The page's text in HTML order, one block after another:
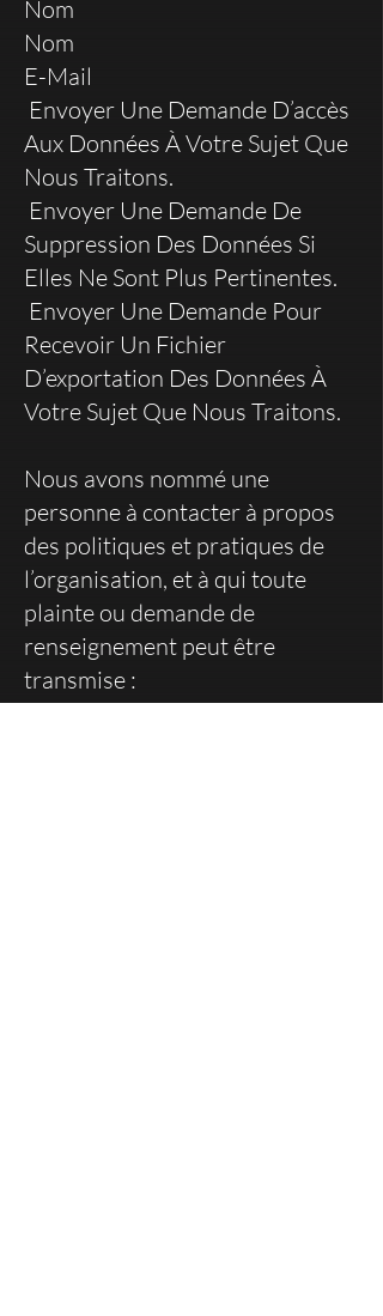
Nom
Nom
E-Mail
Envoyer Une Demande D’accès
Aux Données À Votre Sujet Que
Nous Traitons.
Envoyer Une Demande De
Suppression Des Données Si
Elles Ne Sont Plus Pertinentes.
Envoyer Une Demande Pour
Recevoir Un Fichier
D’exportation Des Données À
Votre Sujet Que Nous Traitons.
Nous avons nommé une
personne à contacter à propos
des politiques et pratiques de
l’organisation, et à qui toute
plainte ou demande de
renseignement peut être
transmise :
Julie Poirier